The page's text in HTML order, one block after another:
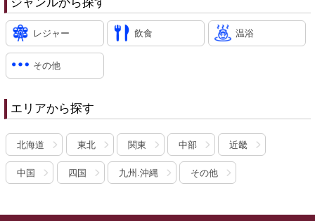
ジャンルから探す
レジャー 飲食 温浴
その他
エリアから探す
北海道 東北 関東 中部 近畿
中国 四国 九州.沖縄 その他